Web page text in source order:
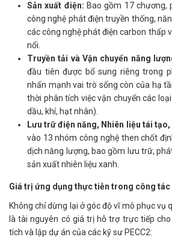
Sản xuất điện: Bao gồm 17
công nghệ phát điện truyền thống,
các công nghệ phát điện carbon thấp
nổi.
Truyền tải và Vận chuyển năng
đầu tiên được bổ sung riêng trong
nhấn mạnh vai trò sống còn của hạ
thời phân tích việc vận chuyển các
dầu, khí, hạt nhân).
Lưu trữ điện năng, Nhiên liệu tái
vào 13 nhóm công nghệ then chốt
dịch năng lượng, bao gồm lưu trữ,
sản xuất nhiên liệu xanh.
Giá trị ứng dụng thực tiễn trong công tác
Không chỉ dừng lại ở góc độ vĩ mô phục vụ
là tài nguyên có giá trị hỗ trợ trực tiếp
tích và lập dự án của các kỹ sư PECC2: